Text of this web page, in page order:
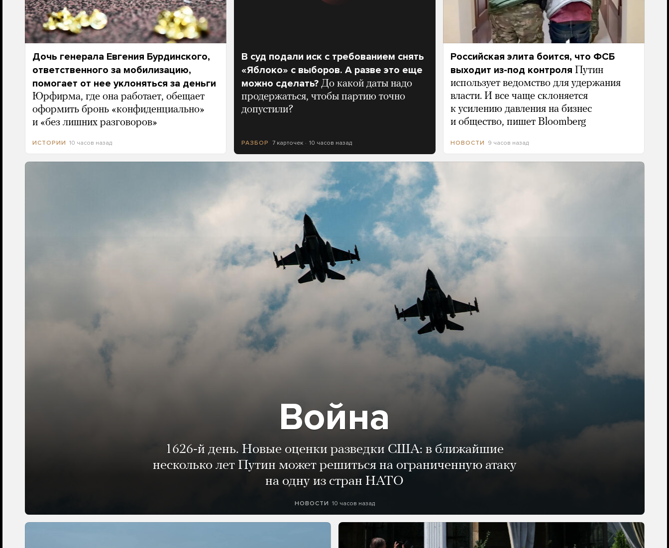
Дочь генерала Евгения Бурдинского,
ответственного за мобилизацию,
помогает от нее уклоняться за деньги
Юрфирма, где она работает, обещает
оформить бронь «конфиденциально»
и «без лишних разговоров»
ИСТОРИИ 10 часов назад
В суд подали иск с требованием снять
«Яблоко» с выборов. А разве это еще
можно сделать? До какой даты надо
продержаться, чтобы партию точно
допустили?
РАЗБОР 7 карточек 10 часов назад
Российская элита боится, что ФСБ
выходит из-под контроля Путин
использует ведомство для удержания
власти. И все чаще склоняется
к усилению давления на бизнес
и общество, пишет Bloomberg
НОВОСТИ 9 часов назад
Война
1626-й день. Новые оценки разведки США: в ближайшие
несколько лет Путин может решиться на ограниченную атаку
на одну из стран НАТО
НОВОСТИ 10 часов назад